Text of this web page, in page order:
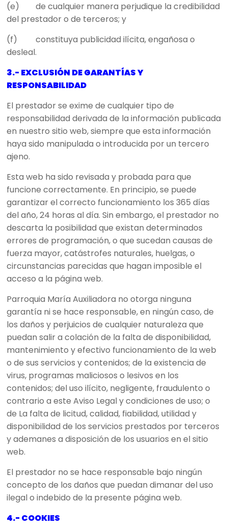
(e) de cualquier manera perjudique la credibilidad
del prestador o de terceros; y
(f) constituya publicidad ilícita, engañosa o
desleal.
3.- EXCLUSIÓN DE GARANTÍAS Y
RESPONSABILIDAD
El prestador se exime de cualquier tipo de
responsabilidad derivada de la información publicada
en nuestro sitio web, siempre que esta información
haya sido manipulada o introducida por un tercero
ajeno.
Esta web ha sido revisada y probada para que
funcione correctamente. En principio, se puede
garantizar el correcto funcionamiento los 365 días
del año, 24 horas al día. Sin embargo, el prestador no
descarta la posibilidad que existan determinados
errores de programación, o que sucedan causas de
fuerza mayor, catástrofes naturales, huelgas, o
circunstancias parecidas que hagan imposible el
acceso a la página web.
Parroquia María Auxiliadora no otorga ninguna
garantía ni se hace responsable, en ningún caso, de
los daños y perjuicios de cualquier naturaleza que
puedan salir a colación de la falta de disponibilidad,
mantenimiento y efectivo funcionamiento de la web
o de sus servicios y contenidos; de la existencia de
virus, programas maliciosos o lesivos en los
contenidos; del uso ilícito, negligente, fraudulento o
contrario a este Aviso Legal y condiciones de uso; o
de La falta de licitud, calidad, fiabilidad, utilidad y
disponibilidad de los servicios prestados por terceros
y ademanes a disposición de los usuarios en el sitio
web.
El prestador no se hace responsable bajo ningún
concepto de los daños que puedan dimanar del uso
ilegal o indebido de la presente página web.
4.- COOKIES